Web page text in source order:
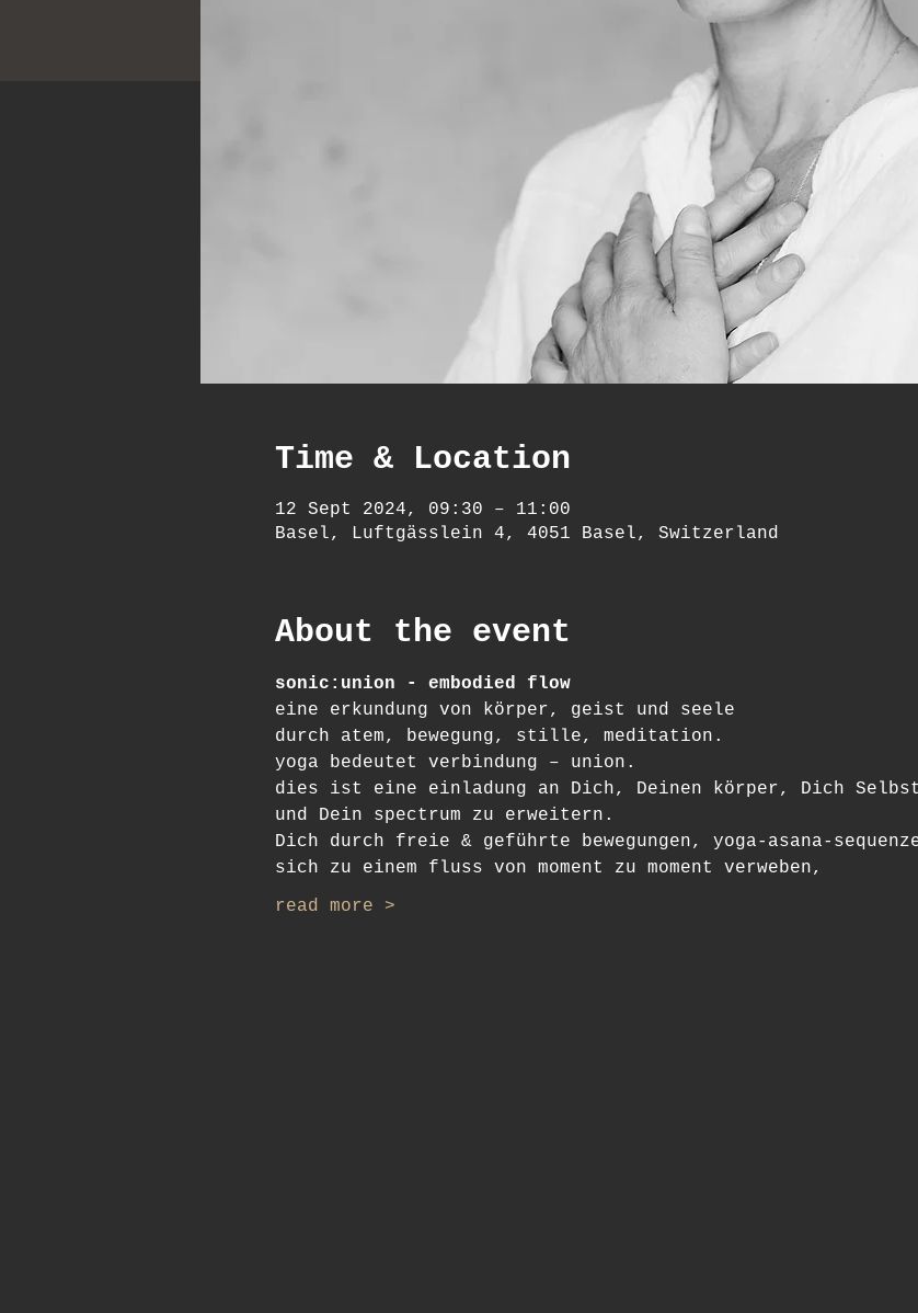
Time & Location
12 Sept 2024, 09:30 – 11:00
Basel, Luftgässlein 4, 4051 Basel, Switzerland
About the event
sonic:union - embodied flow
eine erkundung von körper, geist und seele
durch atem, bewegung, stille, meditation.
yoga bedeutet verbindung – union.
dies ist eine einladung an Dich, Deinen körper, Dich Selbst
und Dein spectrum zu erweitern.
Dich durch freie & geführte bewegungen, yoga-asana-
sich zu einem fluss von moment zu moment verweben,
read more >